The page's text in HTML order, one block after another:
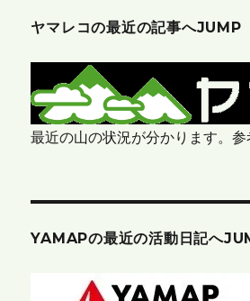
ヤマレコの最近の記事へJUMP
最近の山の状況が分かります。参
YAMAPの最近の活動日記へ